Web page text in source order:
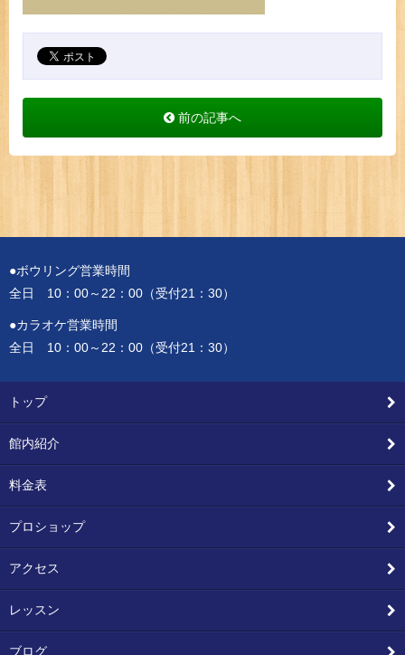
前の記事へ
●ボウリング営業時間
全日 10：00～22：00（受付21：30）
●カラオケ営業時間
全日 10：00～22：00（受付21：30）
トップ
館内紹介
料金表
プロショップ
アクセス
レッスン
ブログ